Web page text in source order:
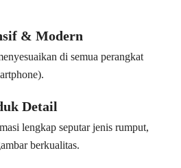
& Modern
di semua perangkat
Detail
lengkap seputar jenis rumput,
berkualitas.